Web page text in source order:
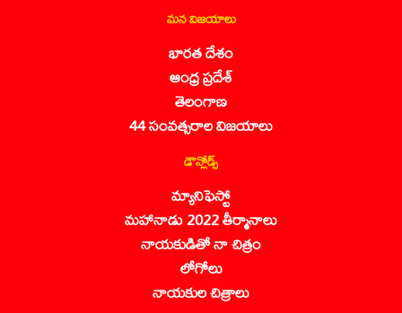
మన విజయాలు
భారత దేశం
ఆంధ్ర ప్రదేశ్
తెలంగాణ
44 సంవత్సరాల విజయాలు
డౌన్లోడ్స్
మ్యానిఫెస్టో
మహానాడు 2022 తీర్మానాలు
నాయకుడితో నా చిత్రం
లోగోలు
నాయకుల చిత్రాలు